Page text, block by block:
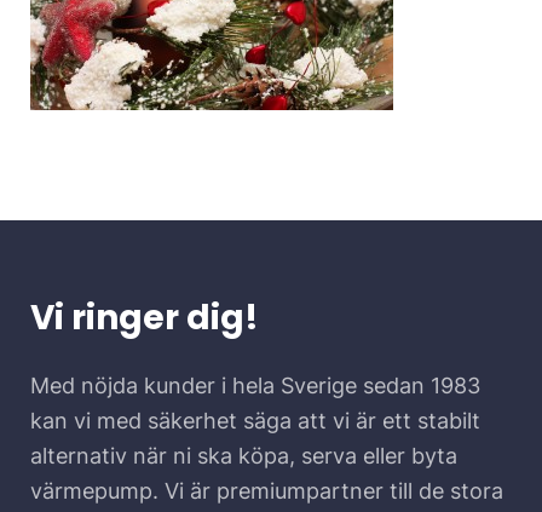
Vi ringer dig!
Med nöjda kunder i hela Sverige sedan 1983
kan vi med säkerhet säga att vi är ett stabilt
alternativ när ni ska köpa, serva eller byta
värmepump. Vi är premiumpartner till de stora